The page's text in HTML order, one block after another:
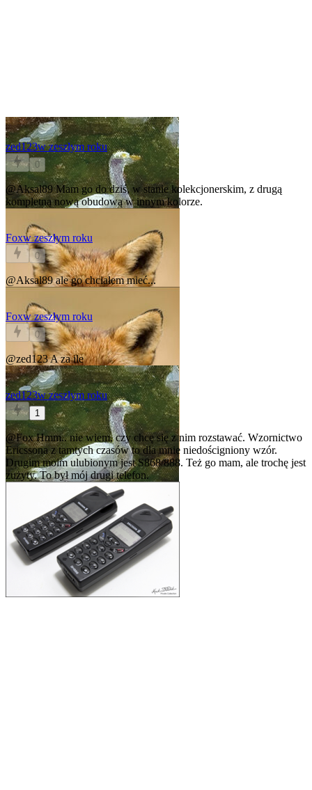
zed123w zeszłym roku
0
@Aksal89Mam go do dziś, w stanie kolekcjonerskim, z drugą
kompletną nową obudową w innym kolorze.
Foxw zeszłym roku
0
@Aksal89ale go chciałem mieć...
Foxw zeszłym roku
0
@zed123A za ile
zed123w zeszłym roku
1
@FoxHmm.. nie wiem, czy chcę się z nim rozstawać. Wzornictwo
Ericssona z tamtych czasów to dla mnie niedościgniony wzór.
Drugim moim ulubionym jest S868/888. Też go mam, ale trochę jest
zużyty. To był mój drugi telefon.